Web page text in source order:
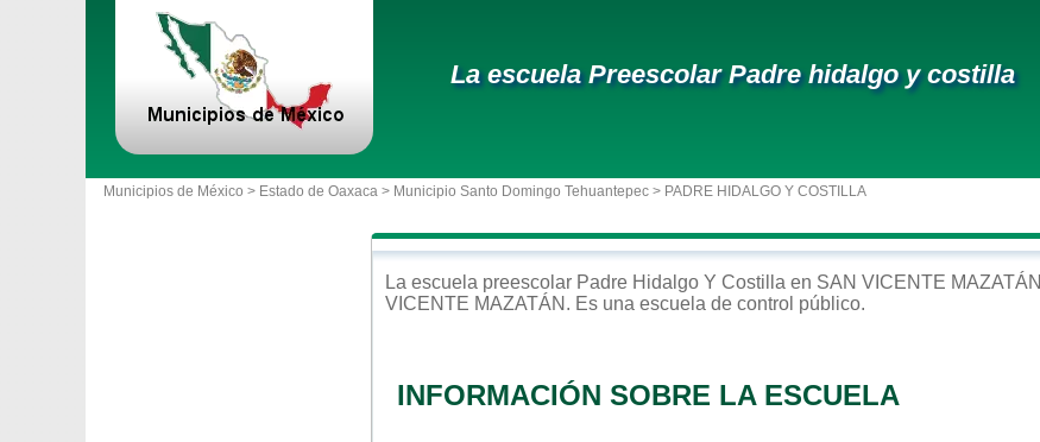
La escuela Preescolar Padre hidalgo y costilla
Municipios de México > Estado de Oaxaca > Municipio Santo Domingo Tehuantepec > PADRE HIDALGO Y COSTILLA
La escuela preescolar Padre Hidalgo Y Costilla en SAN VICENTE MAZATÁN
VICENTE MAZATÁN . Es una escuela de control público.
INFORMACIÓN SOBRE LA ESCUELA